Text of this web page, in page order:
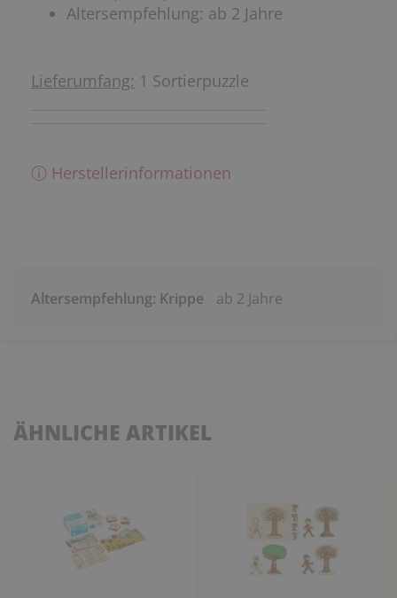
Altersempfehlung: ab 2 Jahre
Lieferumfang: 1 Sortierpuzzle
ⓘ Herstellerinformationen
Altersempfehlung: Krippe ab 2 Jahre
ÄHNLICHE ARTIKEL